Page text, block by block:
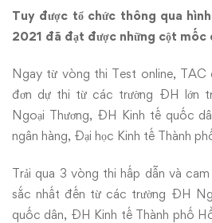
Tuy được tổ chức thông qua
2021 đã đạt được những cột mốc
Ngay từ vòng thi Test online, TAC
đơn dự thi từ các trường ĐH lớn
Ngoại Thương, ĐH Kinh tế quốc
ngân hàng, Đại học Kinh tế Thành
Trải qua 3 vòng thi hấp dẫn và
sắc nhất đến từ các trường ĐH
quốc dân, ĐH Kinh tế Thành phố